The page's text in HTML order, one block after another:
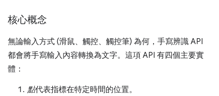
核心概念
無論輸入方式 (滑鼠、觸控、觸控筆) 為何，手寫辨識 API
都會將手寫輸入內容轉換為文字。這項 API 有四個主要實
體：
點代表指標在特定時間的位置。